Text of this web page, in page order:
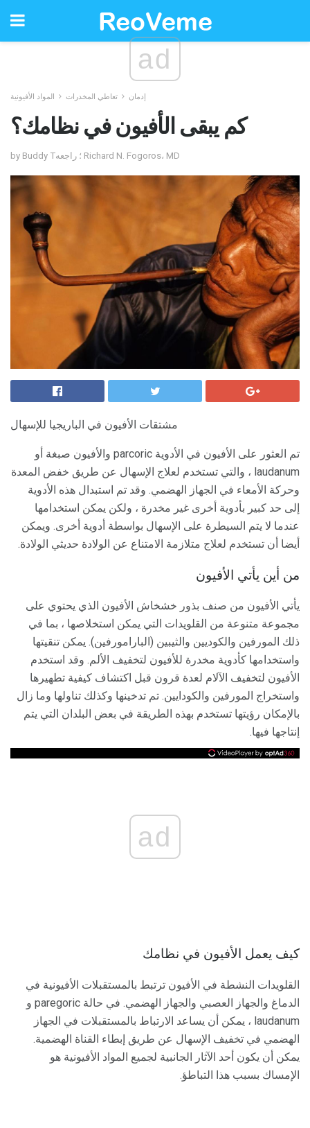
ad
إدمان تعاطي المخدرات المواد الأفيونية
كم يبقى الأفيون في نظامك؟
by Buddy T؛ راجعه Richard N. Fogoros، MD
مشتقات الأفيون في الباريجيا للإسهال
تم العثور على الأفيون في الأدوية parcoric والأفيون صبغة أو
laudanum ، والتي تستخدم لعلاج الإسهال عن طريق خفض المعدة
وحركة الأمعاء في الجهاز الهضمي. وقد تم استبدال هذه الأدوية
إلى حد كبير بأدوية أخرى غير مخدرة ، ولكن يمكن استخدامها
عندما لا يتم السيطرة على الإسهال بواسطة أدوية أخرى. ويمكن
أيضا أن تستخدم لعلاج متلازمة الامتناع عن الولادة حديثي الولادة.
من أين يأتي الأفيون
يأتي الأفيون من صنف بذور خشخاش الأفيون الذي يحتوي على
مجموعة متنوعة من القلويدات التي يمكن استخلاصها ، بما في
ذلك المورفين والكوديين والثيبين (البارامورفين). يمكن تنقيتها
واستخدامها كأدوية مخدرة للأفيون لتخفيف الألم. وقد استخدم
الأفيون لتخفيف الآلام لعدة قرون قبل اكتشاف كيفية تطهيرها
واستخراج المورفين والكودايين. تم تدخينها وكذلك تناولها وما زال
بالإمكان رؤيتها تستخدم بهذه الطريقة في بعض البلدان التي يتم
إنتاجها فيها.
ad
كيف يعمل الأفيون في نظامك
القلويدات النشطة في الأفيون ترتبط بالمستقبلات الأفيونية في
الدماغ والجهاز العصبي والجهاز الهضمي. في حالة paregoric و
laudanum ، يمكن أن يساعد الارتباط بالمستقبلات في الجهاز
الهضمي في تخفيف الإسهال عن طريق إبطاء القناة الهضمية.
يمكن أن يكون أحد الآثار الجانبية لجميع المواد الأفيونية هو
الإمساك بسبب هذا التباطؤ.